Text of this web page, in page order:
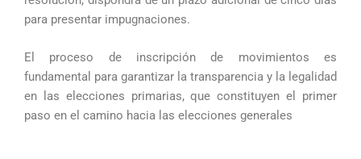
para presentar impugnaciones.
El proceso de inscripción de movimientos es
fundamental para garantizar la transparencia y la legalidad
en las elecciones primarias, que constituyen el primer
paso en el camino hacia las elecciones generales